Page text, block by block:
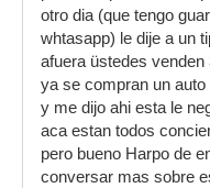
otro dia (que tengo
whtasapp) le dije a un
afuera üstedes
ya se compran un auto
y me dijo ahi esta le
aca estan todos
pero bueno Harpo de
conversar mas sobre